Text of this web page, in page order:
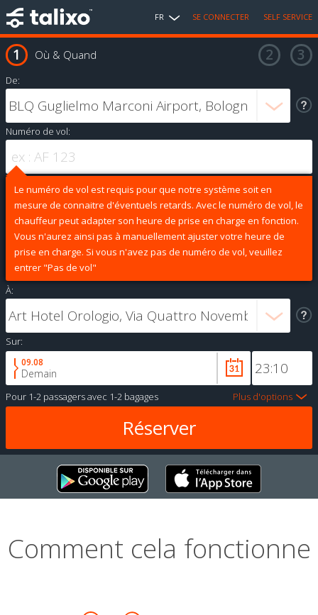
FR SE CONNECTER SELF SERVICE
Où & Quand
De:
Numéro de vol:
Le numéro de vol est requis pour que notre système soit en
mesure de connaitre d'éventuels retards. Avec le numéro de vol, le
chauffeur peut adapter son heure de prise en charge en fonction.
Vous n'aurez ainsi pas à manuellement ajuster votre heure de
prise en charge. Si vous n'avez pas de numéro de vol, veuillez
entrer "Pas de vol"
À:
Sur:
09.08
Demain
Pour 1-2 passagersavec 1-2 bagages Plus d'options
Comment cela fonctionne